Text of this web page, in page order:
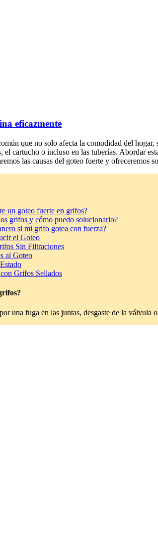
eficazmente
que no solo afecta la comodidad del
el cartucho o incluso en las tuberías. Abordar
las causas del goteo fuerte y ofreceremos
un goteo fuerte en grifos?
grifos y cómo puedo solucionarlo?
si mi grifo gotea con fuerza?
el Goteo
Sin Filtraciones
al Goteo
Grifos Sellados
una fuga en las juntas, desgaste de la válvula